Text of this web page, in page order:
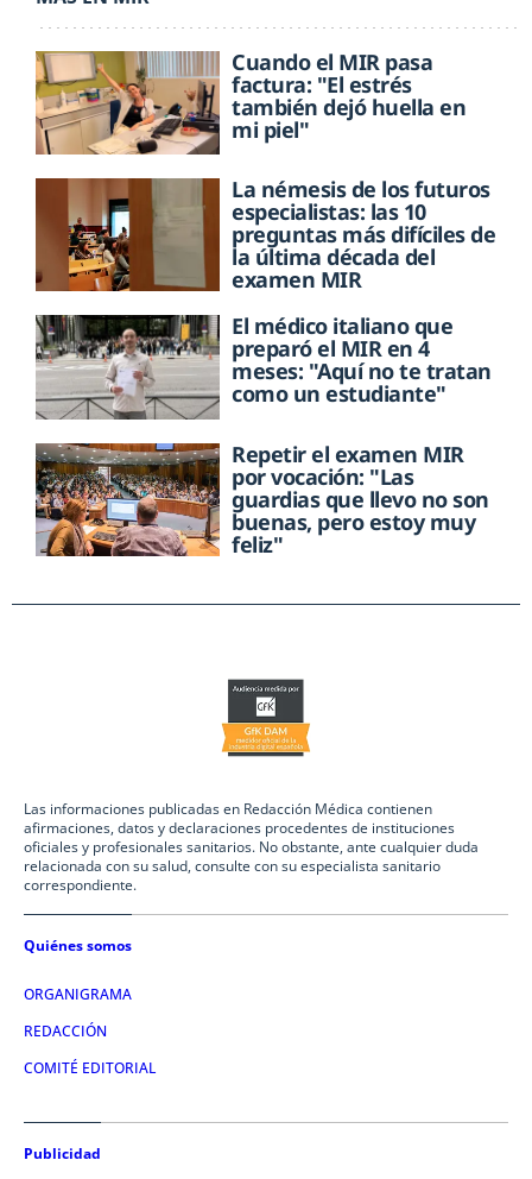
Cuando el MIR pasa
factura: "El estrés
también dejó huella en
mi piel"
La némesis de los futuros
especialistas: las 10
preguntas más difíciles de
la última década del
examen MIR
El médico italiano que
preparó el MIR en 4
meses: "Aquí no te tratan
como un estudiante"
Repetir el examen MIR
por vocación: "Las
guardias que llevo no son
buenas, pero estoy muy
feliz"
Las informaciones publicadas en Redacción Médica contienen
afirmaciones, datos y declaraciones procedentes de instituciones
oficiales y profesionales sanitarios. No obstante, ante cualquier duda
relacionada con su salud, consulte con su especialista sanitario
correspondiente.
Quiénes somos
ORGANIGRAMA
REDACCIÓN
COMITÉ EDITORIAL
Publicidad